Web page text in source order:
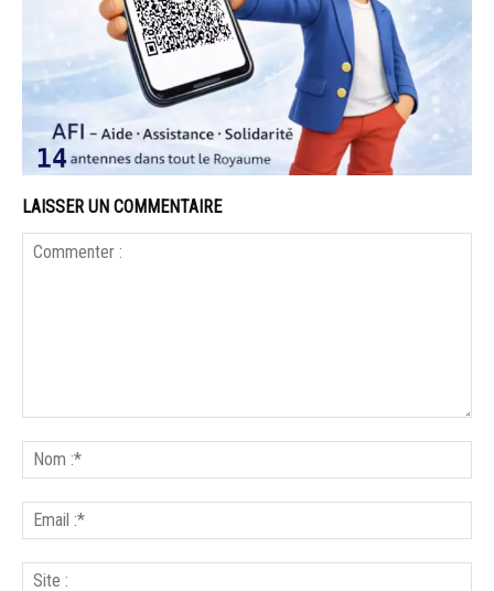
LAISSER UN COMMENTAIRE